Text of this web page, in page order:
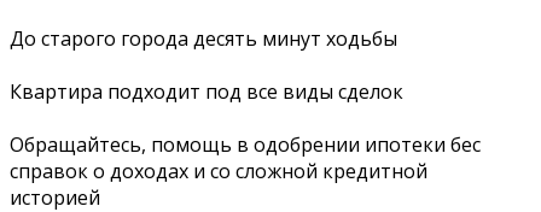
До старого города десять минут ходьбы
Квартира подходит под все виды сделок
Обращайтесь, помощь в одобрении ипотеки бес
справок о доходах и со сложной кредитной
историей